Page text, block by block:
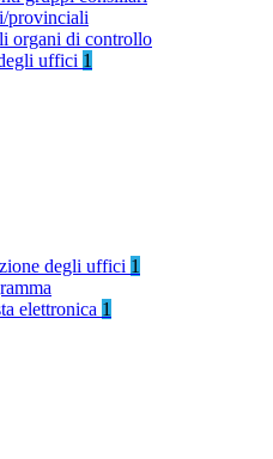
provinciali
organi di controllo
uffici 1
degli uffici 1
elettronica 1